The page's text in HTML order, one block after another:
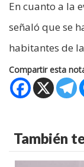
En cuanto a la
señaló que se
habitantes de
Compartir esta
También